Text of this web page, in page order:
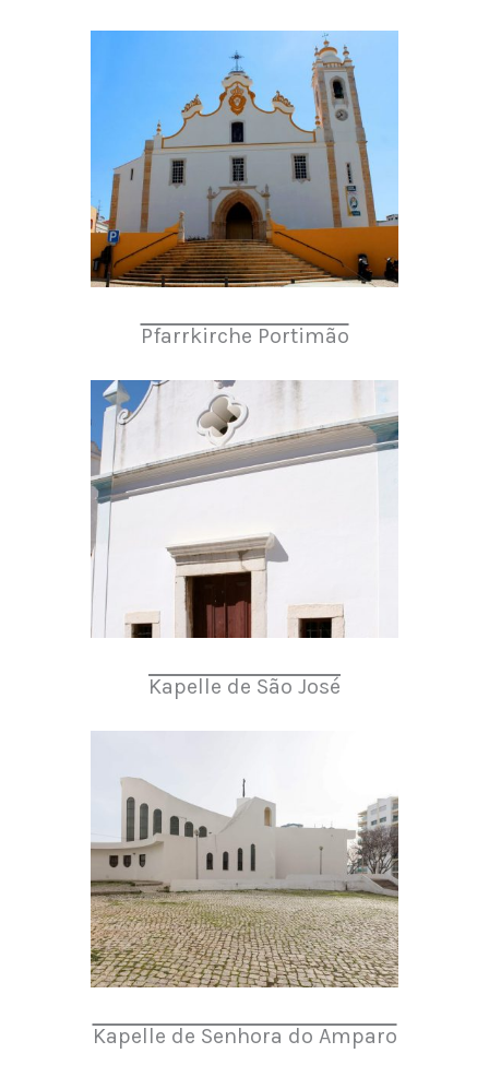
Pfarrkirche Portimão
Kapelle de São José
Kapelle de Senhora do Amparo